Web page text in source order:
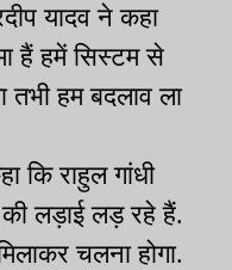
यादव ने कहा
हैं हमें सिस्टम से
तभी हम बदलाव ला
कि राहुल गांधी
लड़ाई लड़ रहे हैं.
चलना होगा.